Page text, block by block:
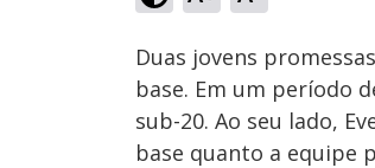
Ativar
Som
Duas jovens
base. Em um período
sub-20. Ao seu lado,
base quanto a equipe